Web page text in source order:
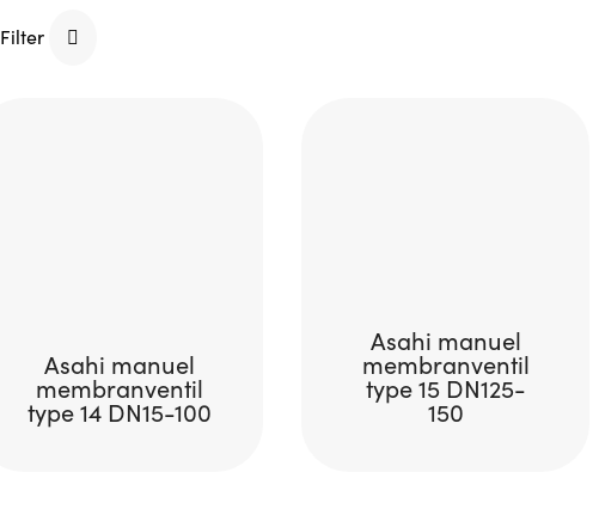
Filter
Asahi manuel
membranventil
type 14 DN15-100
Asahi manuel
membranventil
type 15 DN125-
150